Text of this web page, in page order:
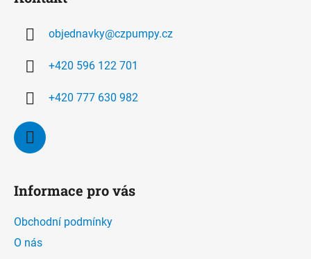
objednavky@czpumpy.cz
+420 596 122 701
+420 777 630 982
Informace pro vás
Obchodní podmínky
O nás